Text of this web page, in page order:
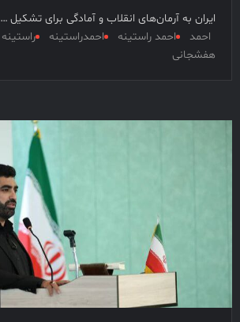
ایران به آرمان‌های انقلاب و آمادگی برای تشکیل …
احمد احمد راستینه احمدراستینه راستینه
هفشجانی